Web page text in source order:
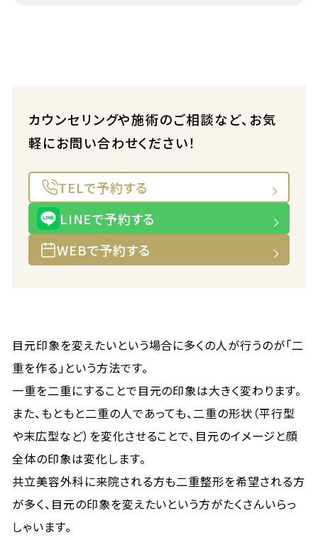
カウンセリングや施術のご相談など、お気
軽にお問い合わせください！
TELで予約する
LINEで予約する
WEBで予約する
目元印象を変えたいという場合に多くの人が行うのが「二
重を作る」という方法です。
一重を二重にすることで目元の印象は大きく変わります。
また、もともと二重の人であっても、二重の形状（平行型
や末広型など）を変化させることで、目元のイメージと顔
全体の印象は変化します。
共立美容外科に来院される方も二重整形を希望される方
が多く、目元の印象を変えたいという方がたくさんいらっ
しゃいます。